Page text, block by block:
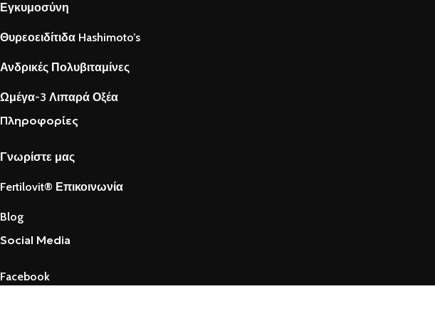
Εγκυμοσύνη
Θυρεοειδίτιδα Hashimoto’s
Ανδρικές Πολυβιταμίνες
Ωμέγα-3 Λιπαρά Οξέα
Πληροφορίες
Γνωρίστε μας
Fertilovit® Επικοινωνία
Blog
Social Media
Facebook